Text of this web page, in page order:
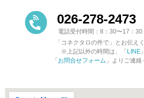
026-278-2473
電話受付時間：8：30〜17：30
「コネクタロの件で」とお伝え
※上記以外の時間は、「 LINE
「 お問合せフォーム 」よりご連絡